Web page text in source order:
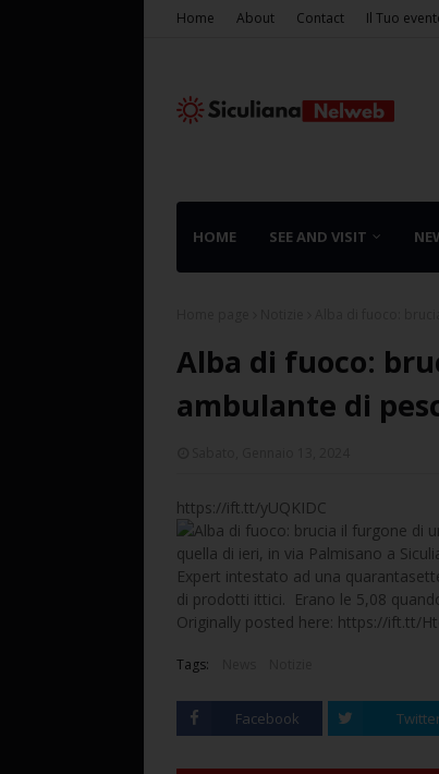
Home About Contact Il Tuo
HOME SEE AND VISIT
Alba di fuoco:
ambulante di
https://ift.tt/yUQKIDC
quella di ieri, in via Palmisano a
Expert intestato ad una
di prodotti ittici. Erano le 5,08
Originally posted here: https://ift.tt/
Tags:
Facebook